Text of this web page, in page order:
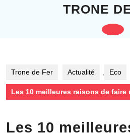
TRONE
Trone de Fer Actualité Eco
Les 10 meilleures raisons de
Les 10